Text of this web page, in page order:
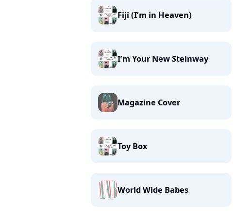
Fiji (I’m in Heaven)
I’m Your New Steinway
Magazine Cover
Toy Box
World Wide Babes